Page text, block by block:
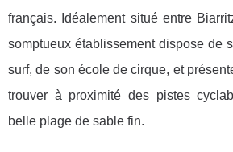
français. Idéalement situé entre
somptueux établissement dispose de
surf, de son école de cirque, et
trouver à proximité des pistes
belle plage de sable fin.